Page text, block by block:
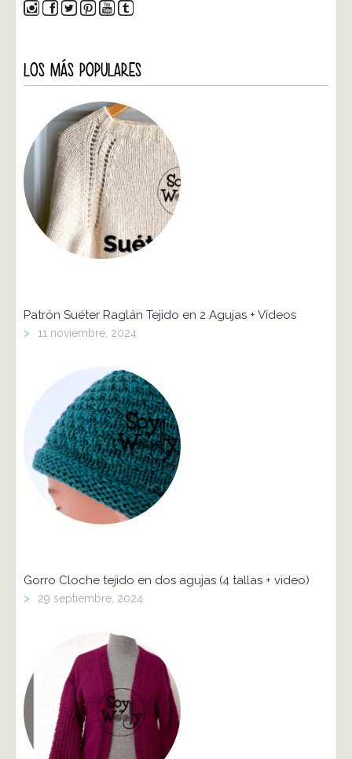
LOS MÁS POPULARES
Patrón Suéter Raglán Tejido en 2 Agujas + Vídeos
> 11 noviembre, 2024
Gorro Cloche tejido en dos agujas (4 tallas + video)
> 29 septiembre, 2024